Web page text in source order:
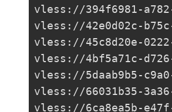
vless://394f6981-
vless://42e0d02c-
vless://45c8d20e-
vless://4bf5a71c-
vless://5daab9b5-
vless://66031b35-
vless://6ca8ea5b-